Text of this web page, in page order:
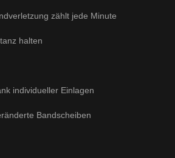
zählt jede Minute
halten
individueller Einlagen
Bandscheiben